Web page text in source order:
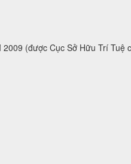
(được Cục Sở Hữu Trí